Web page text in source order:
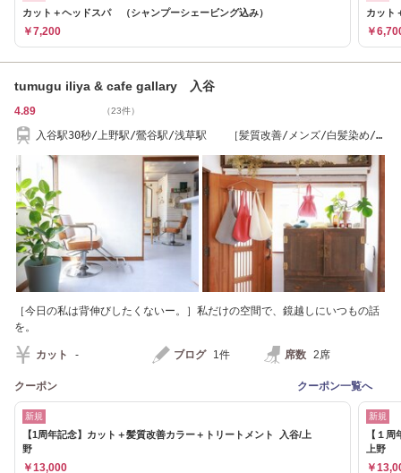
カット＋ヘッドスパ （シャンプーシェービング込み）
￥7,200
カット
￥
tumugu iliya & cafe gallary 入谷
4.89 （23件）
入谷駅30秒/上野駅/鶯谷駅/浅草駅 ［髪質改善/メンズ/白髪染め/入
［今日の私は背伸びしたくないー。］私だけの空間で、鏡越しにいつもの話
を。
カット - ブログ 1件 席数 2席
クーポン クーポン一覧へ
新規
【1周年記念】カット＋髪質改善カラー＋トリートメント 入谷/上
野
￥13,000
新規
【１
上野
￥